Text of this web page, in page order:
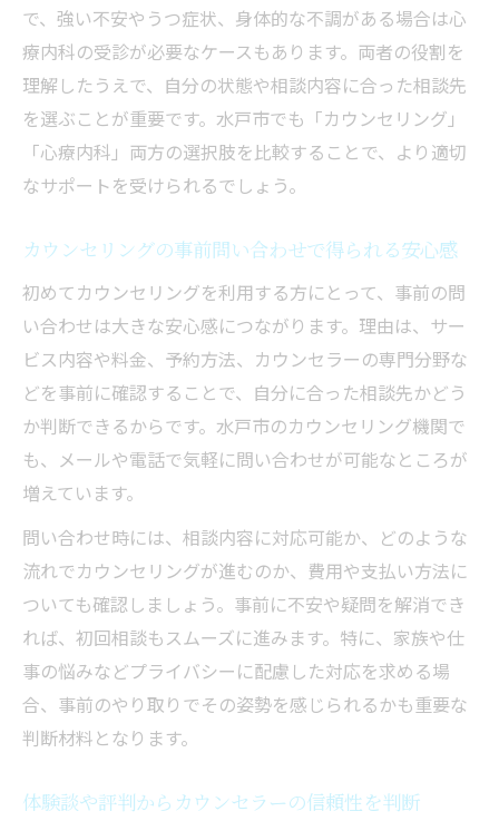
で、強い不安やうつ症状、身体的な不調がある場合は心
療内科の受診が必要なケースもあります。両者の役割を
理解したうえで、自分の状態や相談内容に合った相談先
を選ぶことが重要です。水戸市でも「カウンセリング」
「心療内科」両方の選択肢を比較することで、より適切
なサポートを受けられるでしょう。
カウンセリングの事前問い合わせで得られる安心感
初めてカウンセリングを利用する方にとって、事前の問
い合わせは大きな安心感につながります。理由は、サー
ビス内容や料金、予約方法、カウンセラーの専門分野な
どを事前に確認することで、自分に合った相談先かどう
か判断できるからです。水戸市のカウンセリング機関で
も、メールや電話で気軽に問い合わせが可能なところが
増えています。
問い合わせ時には、相談内容に対応可能か、どのような
流れでカウンセリングが進むのか、費用や支払い方法に
ついても確認しましょう。事前に不安や疑問を解消でき
れば、初回相談もスムーズに進みます。特に、家族や仕
事の悩みなどプライバシーに配慮した対応を求める場
合、事前のやり取りでその姿勢を感じられるかも重要な
判断材料となります。
体験談や評判からカウンセラーの信頼性を判断